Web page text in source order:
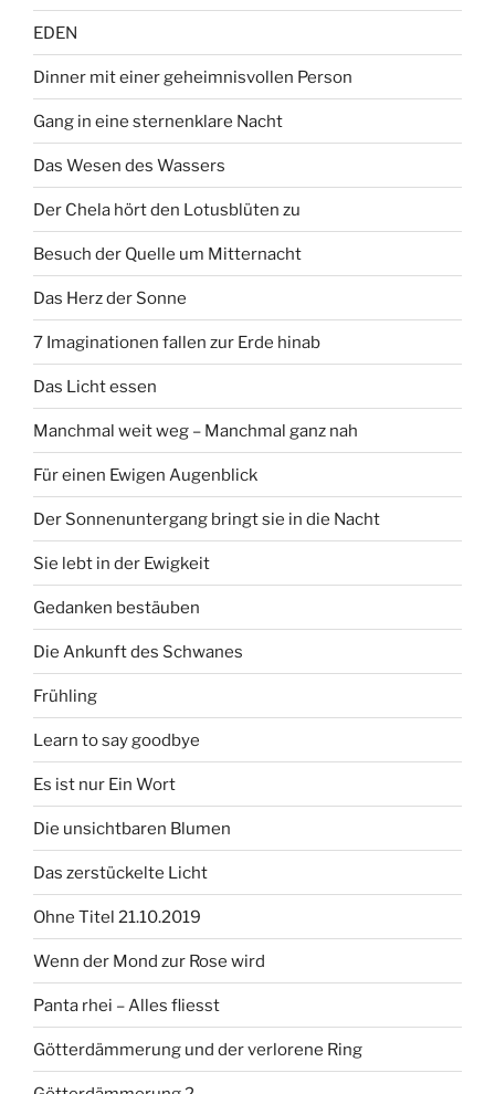
EDEN
Dinner mit einer geheimnisvollen Person
Gang in eine sternenklare Nacht
Das Wesen des Wassers
Der Chela hört den Lotusblüten zu
Besuch der Quelle um Mitternacht
Das Herz der Sonne
7 Imaginationen fallen zur Erde hinab
Das Licht essen
Manchmal weit weg – Manchmal ganz nah
Für einen Ewigen Augenblick
Der Sonnenuntergang bringt sie in die Nacht
Sie lebt in der Ewigkeit
Gedanken bestäuben
Die Ankunft des Schwanes
Frühling
Learn to say goodbye
Es ist nur Ein Wort
Die unsichtbaren Blumen
Das zerstückelte Licht
Ohne Titel 21.10.2019
Wenn der Mond zur Rose wird
Panta rhei – Alles fliesst
Götterdämmerung und der verlorene Ring